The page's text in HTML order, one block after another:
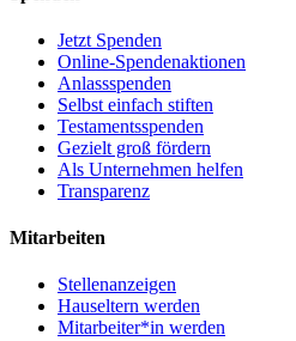
Jetzt Spenden
Online-Spendenaktionen
Anlassspenden
Selbst einfach stiften
Testamentsspenden
Gezielt groß fördern
Als Unternehmen helfen
Transparenz
Mitarbeiten
Stellenanzeigen
Hauseltern werden
Mitarbeiter*in werden